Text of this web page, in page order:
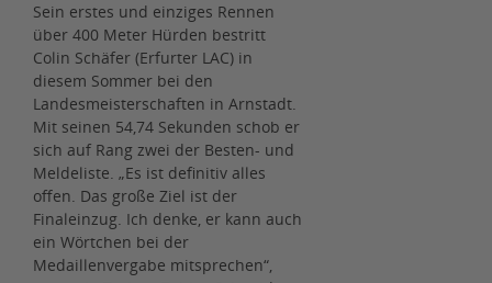
Sein erstes und einziges Rennen
über 400 Meter Hürden bestritt
Colin Schäfer (Erfurter LAC) in
diesem Sommer bei den
Landesmeisterschaften in Arnstadt.
Mit seinen 54,74 Sekunden schob er
sich auf Rang zwei der Besten- und
Meldeliste. „Es ist definitiv alles
offen. Das große Ziel ist der
Finaleinzug. Ich denke, er kann auch
ein Wörtchen bei der
Medaillenvergabe mitsprechen“,